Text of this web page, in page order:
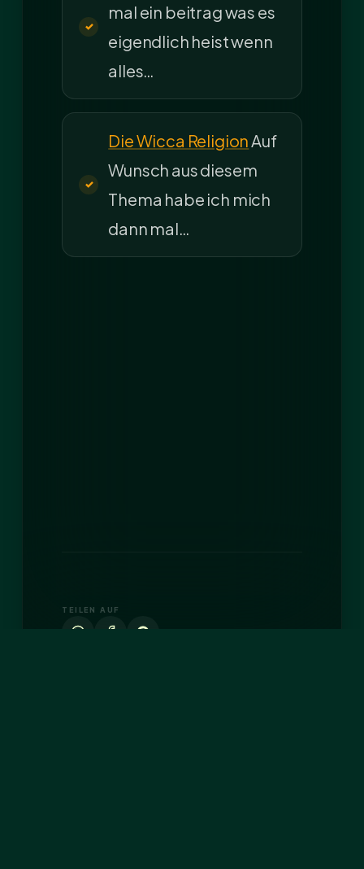
mal ein beitrag was es
eigendlich heist wenn
alles…
Die Wicca Religion Auf
Wunsch aus diesem
Thema habe ich mich
dann mal…
TEILEN AUF